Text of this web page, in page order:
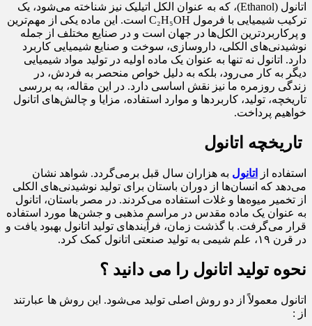
اتانول (Ethanol)، که به عنوان الکل اتیلیک نیز شناخته می‌شود، یک
ترکیب شیمیایی با فرمول C₂H₅OH است. این ماده یکی از مهم‌ترین
و پرکاربردترین الکل‌ها در جهان است و در صنایع مختلف از جمله
نوشیدنی‌های الکلی، داروسازی، سوخت و صنایع شیمیایی کاربرد
دارد. اتانول نه تنها به عنوان یک ماده اولیه در تولید مواد شیمیایی
دیگر به کار می‌رود، بلکه به دلیل خواص منحصر به فردش، در
زندگی روزمره ما نیز نقش اساسی دارد. در این مقاله، به بررسی
تاریخچه، تولید، کاربردها و موارد استفاده، مزایا و چالش‌های اتانول
خواهیم پرداخت.
تاریخچه اتانول
استفاده از اتانول به هزاران سال قبل برمی‌گردد. شواهد نشان
می‌دهد که انسان‌ها از دوران باستان برای تولید نوشیدنی‌های الکلی
از تخمیر میوه‌ها و غلات استفاده می‌کردند. در مصر باستان، اتانول
به عنوان یک ماده مقدس در مراسم مذهبی و جشن‌ها مورد استفاده
قرار می‌گرفت. با گذشت زمان، فرآیندهای تولید اتانول بهبود یافت و
در قرن ۱۹، علم شیمی به تولید صنعتی اتانول کمک کرد.
نحوه تولید اتانول را می دانید ؟
اتانول معمولاً از دو روش اصلی تولید می‌شود. این روش ها عبارتند
از :